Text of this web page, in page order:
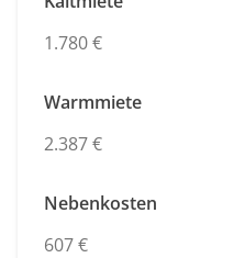
1.780 €
Warmmiete
2.387 €
Nebenkosten
607 €